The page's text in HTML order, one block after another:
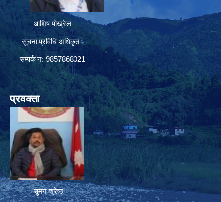
आशिष पोख्रेल
सूचना प्रविधि अधिकृत
सम्पर्क नं: 9857868021
प्रवक्ता
सुमन श्रेष्ठ